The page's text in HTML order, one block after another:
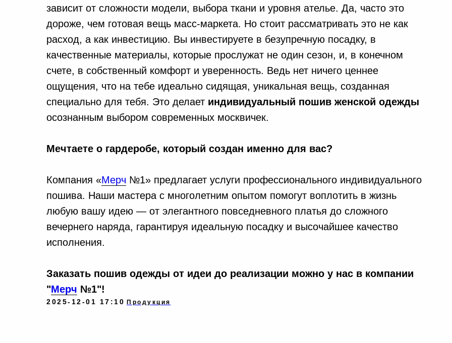
зависит от сложности модели, выбора ткани и уровня ателье. Да, часто это
дороже, чем готовая вещь масс-маркета. Но стоит рассматривать это не как
расход, а как инвестицию. Вы инвестируете в безупречную посадку, в
качественные материалы, которые прослужат не один сезон, и, в конечном
счете, в собственный комфорт и уверенность. Ведь нет ничего ценнее
ощущения, что на тебе идеально сидящая, уникальная вещь, созданная
специально для тебя. Это делает индивидуальный пошив женской одежды
осознанным выбором современных москвичек.
Мечтаете о гардеробе, который создан именно для вас?
Компания «Мерч №1» предлагает услуги профессионального индивидуального
пошива. Наши мастера с многолетним опытом помогут воплотить в жизнь
любую вашу идею — от элегантного повседневного платья до сложного
вечернего наряда, гарантируя идеальную посадку и высочайшее качество
исполнения.
Заказать пошив одежды от идеи до реализации можно у нас в компании
"Мерч №1"!
2025-12-01 17:10 Продукция